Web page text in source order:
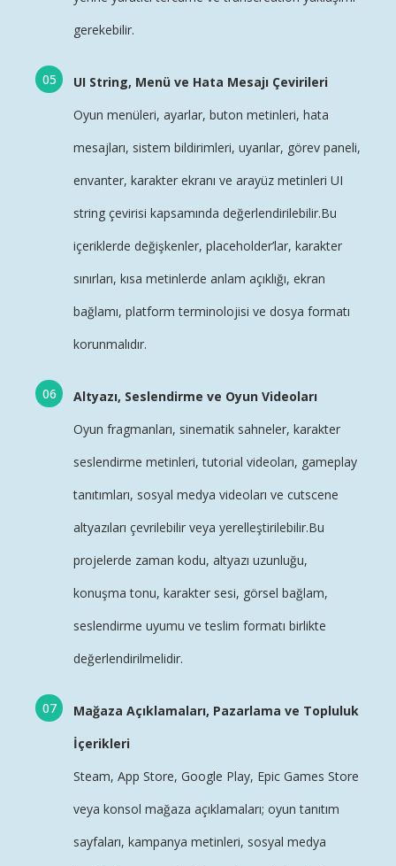
gerekebilir.
UI String, Menü ve Hata Mesajı Çevirileri
Oyun menüleri, ayarlar, buton metinleri, hata
mesajları, sistem bildirimleri, uyarılar, görev paneli,
envanter, karakter ekranı ve arayüz metinleri UI
string çevirisi kapsamında değerlendirilebilir.Bu
içeriklerde değişkenler, placeholder’lar, karakter
sınırları, kısa metinlerde anlam açıklığı, ekran
bağlamı, platform terminolojisi ve dosya formatı
korunmalıdır.
Altyazı, Seslendirme ve Oyun Videoları
Oyun fragmanları, sinematik sahneler, karakter
seslendirme metinleri, tutorial videoları, gameplay
tanıtımları, sosyal medya videoları ve cutscene
altyazıları çevrilebilir veya yerelleştirilebilir.Bu
projelerde zaman kodu, altyazı uzunluğu,
konuşma tonu, karakter sesi, görsel bağlam,
seslendirme uyumu ve teslim formatı birlikte
değerlendirilmelidir.
Mağaza Açıklamaları, Pazarlama ve Topluluk
İçerikleri
Steam, App Store, Google Play, Epic Games Store
veya konsol mağaza açıklamaları; oyun tanıtım
sayfaları, kampanya metinleri, sosyal medya